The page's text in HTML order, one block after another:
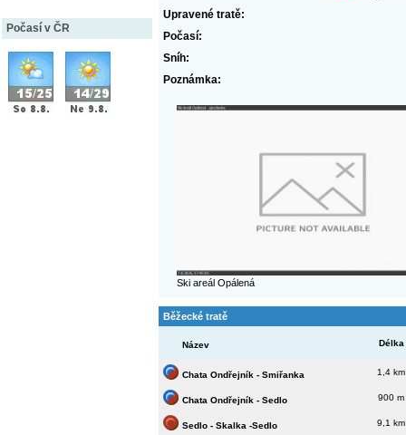
Počasí v ČR
Upravené tratě:
Počasí:
Sníh:
Poznámka:
Ski areál Opálená
Běžecké tratě
Název Délka
Chata Ondřejník - Smiřanka 1,4 km
Chata Ondřejník - Sedlo 900 m
Sedlo - Skalka -Sedlo 9,1 km